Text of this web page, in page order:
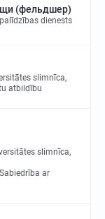
(фельдшер)
dienests
slimnīca,
atbildību
slimnīca,
ar